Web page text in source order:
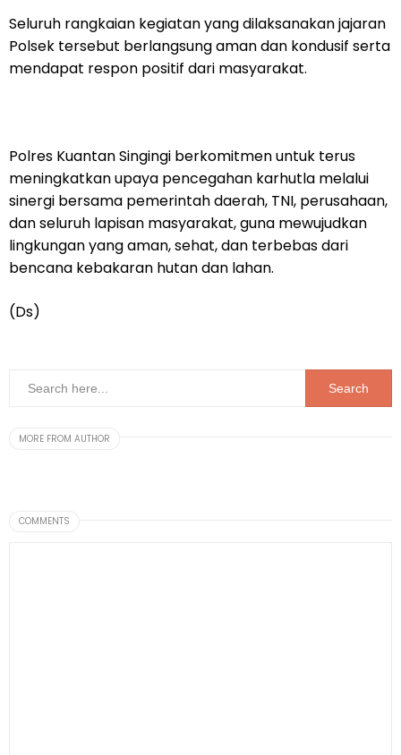
Seluruh rangkaian kegiatan yang dilaksanakan jajaran
Polsek tersebut berlangsung aman dan kondusif serta
mendapat respon positif dari masyarakat.
Polres Kuantan Singingi berkomitmen untuk terus
meningkatkan upaya pencegahan karhutla melalui
sinergi bersama pemerintah daerah, TNI, perusahaan,
dan seluruh lapisan masyarakat, guna mewujudkan
lingkungan yang aman, sehat, dan terbebas dari
bencana kebakaran hutan dan lahan.
(Ds)
MORE FROM AUTHOR
COMMENTS